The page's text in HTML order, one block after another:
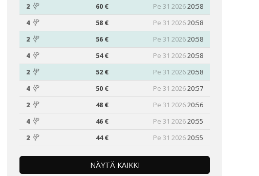
2
60 € Pe 31 202620:58
4
58 € Pe 31 202620:58
2
56 € Pe 31 202620:58
4
54 € Pe 31 202620:58
2
52 € Pe 31 202620:58
4
50 € Pe 31 202620:57
2
48 € Pe 31 202620:56
4
46 € Pe 31 202620:55
2
44 € Pe 31 202620:55
NÄYTÄ KAIKKI